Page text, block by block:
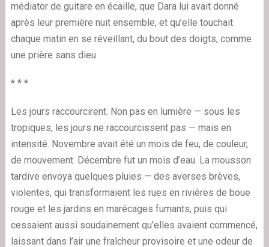
médiator de guitare en écaille, que Dara lui avait donné
après leur première nuit ensemble, et qu’elle touchait
chaque matin en se réveillant, du bout des doigts, comme
une prière sans dieu.
* * *
Les jours raccourcirent. Non pas en lumière — sous les
tropiques, les jours ne raccourcissent pas — mais en
intensité. Novembre avait été un mois de feu, de couleur,
de mouvement. Décembre fut un mois d’eau. La mousson
tardive envoya quelques pluies — des averses brèves,
violentes, qui transformaient les rues en rivières de boue
rouge et les jardins en marécages fumants, puis qui
cessaient aussi soudainement qu’elles avaient commencé,
laissant dans l’air une fraîcheur provisoire et une odeur de